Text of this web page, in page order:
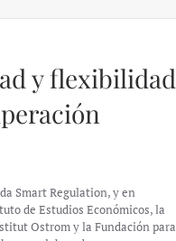
y flexibilidad
Smart Regulation, y en
de Estudios Económicos, la
Ostrom y la Fundación para